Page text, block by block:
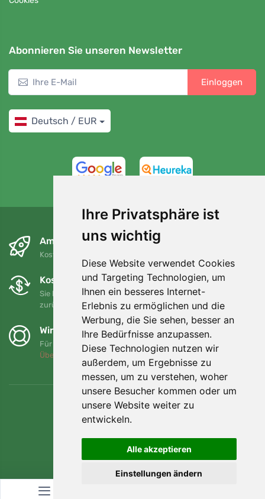
Ihre Privatsphäre ist
uns wichtig
Diese Website verwendet Cookies
und Targeting Technologien, um
Ihnen ein besseres Internet-
Erlebnis zu ermöglichen und die
Werbung, die Sie sehen, besser an
Ihre Bedürfnisse anzupassen.
Diese Technologien nutzen wir
außerdem, um Ergebnisse zu
messen, um zu verstehen, woher
unsere Besucher kommen oder um
unsere Website weiter zu
entwickeln.
Alle akzeptieren
Einstellungen ändern
Abonnieren Sie unseren Newsletter
Einloggen
Deutsch / EUR
Am nächsten Tag und kostenlos
Kostenloser Versand für Bestellungen über 80 EUR
Kostenloser Umtausch und Rückgabe
Sie können Ihre Bestellung jederzeit innerhalb von 90 Tagen
zurückgeben oder umtauschen.
Wir unterstützen Trees.org
Für jede Bestellung pflanzen wir einen Baum! Mehr lesen
Über uns